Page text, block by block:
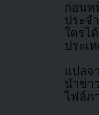
ก่อนห
ประจ
ใครไ
ประเ
แปลจ
นำข่า
ไฟล์ภ